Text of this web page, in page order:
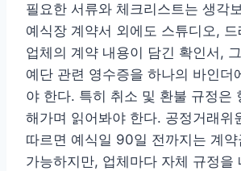
필요한 서류와 체크리스트는 생각
예식장 계약서 외에도 스튜디오,
업체의 계약 내용이 담긴 확인서,
예단 관련 영수증을 하나의 바인더
야 한다. 특히 취소 및 환불 규정은
해가며 읽어봐야 한다. 공정거래위
따르면 예식일 90일 전까지는 계약
가능하지만, 업체마다 자체 규정을